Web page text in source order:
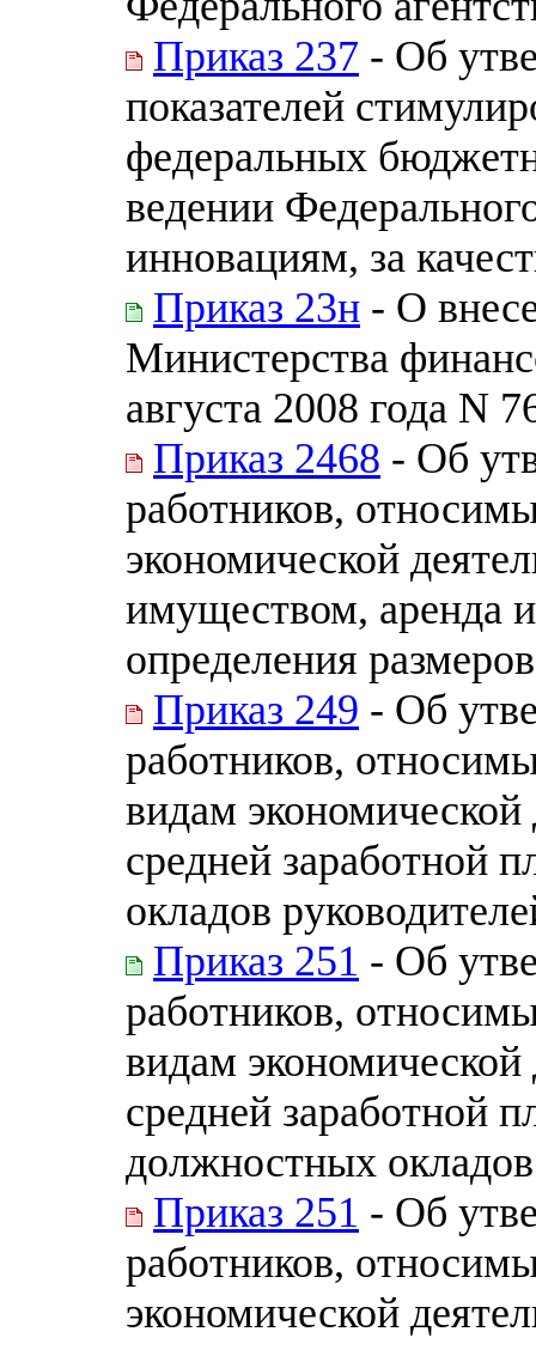
Приказ 237 - Об
показателей
федеральных
ведении
инновациям, за
Приказ 23н - О
Министерства
августа 2008 года N
Приказ 2468 - Об
работников,
экономической
имуществом, аренда
определения
Приказ 249 - Об
работников,
видам экономической
средней заработной
окладов
Приказ 251 - Об
работников,
видам экономической
средней заработной
должностных
Приказ 251 - Об
работников,
экономической